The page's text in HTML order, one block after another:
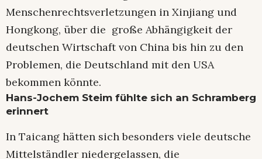
Menschenrechtsverletzungen in Xinjiang und
Hongkong, über die große Abhängigkeit der
deutschen Wirtschaft von China bis hin zu den
Problemen, die Deutschland mit den USA
bekommen könnte.
Hans-Jochem Steim fühlte sich an Schramberg
erinnert
In Taicang hätten sich besonders viele deutsche
Mittelständler niedergelassen, die